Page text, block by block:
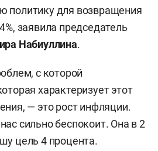
политику для возвращения
заявила председатель
Набиуллина.
с которой
характеризует этот
— это рост инфляции.
сильно беспокоит. Она в 2
цель 4 процента.